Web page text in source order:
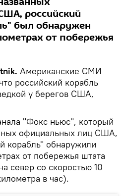
российский
был обнаружен
от побережья
Американские СМИ
российский корабль
у берегов США,
"Фокс ньюс", который
официальных лиц США,
корабль" обнаружили
от побережья штата
север со скоростью 10
в час).